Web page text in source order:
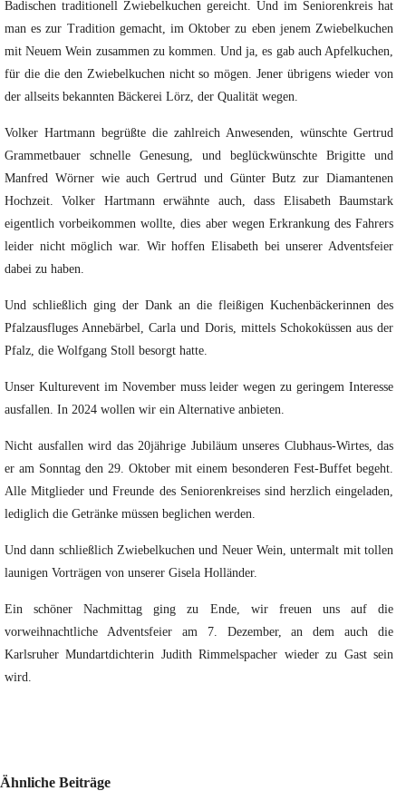
Badischen traditionell Zwiebelkuchen gereicht. Und im Seniorenkreis hat
man es zur Tradition gemacht, im Oktober zu eben jenem Zwiebelkuchen
mit Neuem Wein zusammen zu kommen. Und ja, es gab auch Apfelkuchen,
für die die den Zwiebelkuchen nicht so mögen. Jener übrigens wieder von
der allseits bekannten Bäckerei Lörz, der Qualität wegen.
Volker Hartmann begrüßte die zahlreich Anwesenden, wünschte Gertrud
Grammetbauer schnelle Genesung, und beglückwünschte Brigitte und
Manfred Wörner wie auch Gertrud und Günter Butz zur Diamantenen
Hochzeit. Volker Hartmann erwähnte auch, dass Elisabeth Baumstark
eigentlich vorbeikommen wollte, dies aber wegen Erkrankung des Fahrers
leider nicht möglich war. Wir hoffen Elisabeth bei unserer Adventsfeier
dabei zu haben.
Und schließlich ging der Dank an die fleißigen Kuchenbäckerinnen des
Pfalzausfluges Annebärbel, Carla und Doris, mittels Schokoküssen aus der
Pfalz, die Wolfgang Stoll besorgt hatte.
Unser Kulturevent im November muss leider wegen zu geringem Interesse
ausfallen. In 2024 wollen wir ein Alternative anbieten.
Nicht ausfallen wird das 20jährige Jubiläum unseres Clubhaus-Wirtes, das
er am Sonntag den 29. Oktober mit einem besonderen Fest-Buffet begeht.
Alle Mitglieder und Freunde des Seniorenkreises sind herzlich eingeladen,
lediglich die Getränke müssen beglichen werden.
Und dann schließlich Zwiebelkuchen und Neuer Wein, untermalt mit tollen
launigen Vorträgen von unserer Gisela Holländer.
Ein schöner Nachmittag ging zu Ende, wir freuen uns auf die
vorweihnachtliche Adventsfeier am 7. Dezember, an dem auch die
Karlsruher Mundartdichterin Judith Rimmelspacher wieder zu Gast sein
wird.
Ähnliche Beiträge